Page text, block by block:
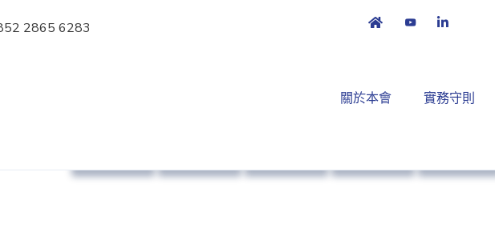
2865 6283
關於本會 實務守則